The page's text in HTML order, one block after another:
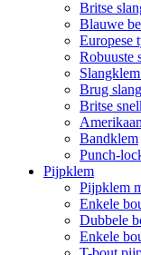
Britse
Blauwe
Europese
Robuuste
Brug
Britse
Bandklem
Punch-
Pijpklem
Pijpklem
Enkele
Dubbele
Enkele